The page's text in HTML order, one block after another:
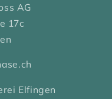
AG
17c
Elfingen